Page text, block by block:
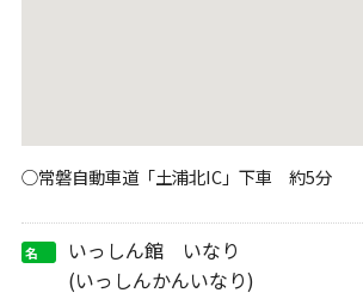
○常磐自動車道「土浦北IC」下車 約5分
名
いっしん館 いなり
(いっしんかんいなり)